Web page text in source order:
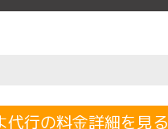
代行の料金詳細を見る